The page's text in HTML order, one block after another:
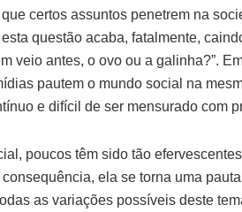
certos assuntos penetrem na
questão acaba, fatalmente,
veio antes, o ovo ou a galinha?”.
pautem o mundo social na
e difícil de ser mensurado com
poucos têm sido tão
ela se torna uma pauta
as variações possíveis deste